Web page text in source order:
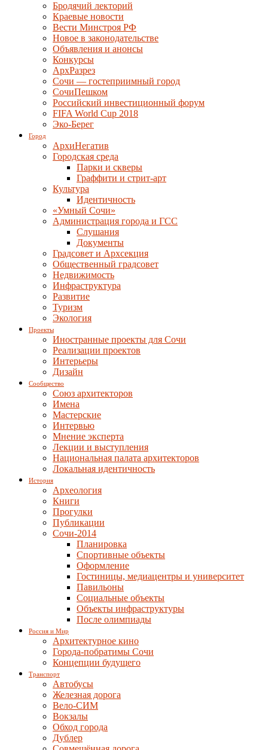
Бродячий лекторий
Краевые новости
Вести Минстроя РФ
Новое в законодательстве
Объявления и анонсы
Конкурсы
АрхРазрез
Сочи — гостеприимный город
СочиПешком
Российский инвестиционный форум
FIFA World Cup 2018
Эко-Берег
Город
АрхиНегатив
Городская среда
Парки и скверы
Граффити и стрит-арт
Культура
Идентичность
«Умный Сочи»
Администрация города и ГСС
Слушания
Документы
Градсовет и Архсекция
Общественный градсовет
Недвижимость
Инфраструктура
Развитие
Туризм
Экология
Проекты
Иностранные проекты для Сочи
Реализации проектов
Интерьеры
Дизайн
Сообщество
Союз архитекторов
Имена
Мастерские
Интервью
Мнение эксперта
Лекции и выступления
Национальная палата архитекторов
Локальная идентичность
История
Археология
Книги
Прогулки
Публикации
Сочи-2014
Планировка
Спортивные объекты
Оформление
Гостиницы, медиацентры и университет
Павильоны
Социальные объекты
Объекты инфраструктуры
После олимпиады
Россия и Мир
Архитектурное кино
Города-побратимы Сочи
Концепции будущего
Транспорт
Автобусы
Железная дорога
Вело-СИМ
Вокзалы
Обход города
Дублер